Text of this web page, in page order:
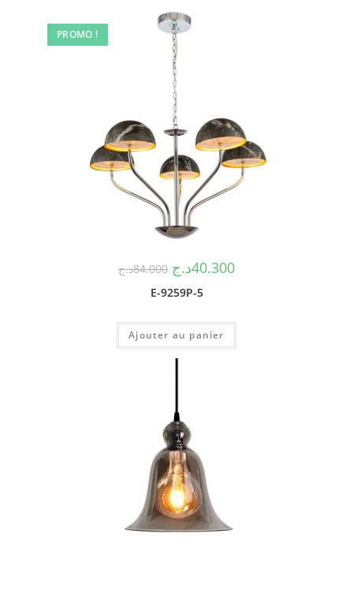
PROMO !
84.000د.ج 40.300د.ج
E-9259P-5
Ajouter au panier